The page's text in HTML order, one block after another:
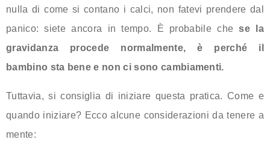
nulla di come si contano i calci, non fatevi prendere dal
panico: siete ancora in tempo. È probabile chese la
gravidanza procede normalmente, è perché il
bambino sta bene e non ci sono cambiamenti.
Tuttavia, si consiglia di iniziare questa pratica. Come e
quando iniziare? Ecco alcune considerazioni da tenere a
mente: